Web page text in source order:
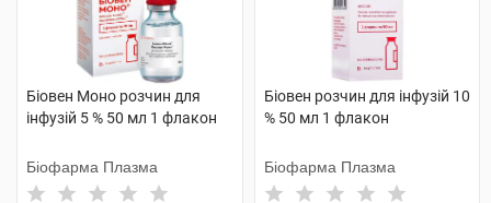
Біовен Моно розчин для
інфузій 5 % 50 мл 1 флакон
Біофарма Плазма
Біовен розчин для інфузій 10
% 50 мл 1 флакон
Біофарма Плазма